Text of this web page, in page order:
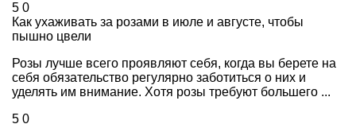
5 0
Как ухаживать за розами в июле и августе, чтобы
пышно цвели
Розы лучше всего проявляют себя, когда вы берете на
себя обязательство регулярно заботиться о них и
уделять им внимание. Хотя розы требуют большего ...
5 0